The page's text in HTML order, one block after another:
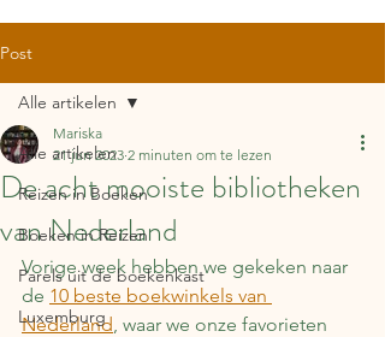
Post
Alle artikelen
Reizen in Boeken
Boeken in Reizen
Parels uit de boekenkast
Luxemburg
Alle artikelen
De acht mooiste bibliotheken
van Nederland
Mariska
21 jun 2023 2 minuten om te lezen
Vorige week hebben we gekeken naar
de 10 beste boekwinkels van
Nederland, waar we onze favorieten